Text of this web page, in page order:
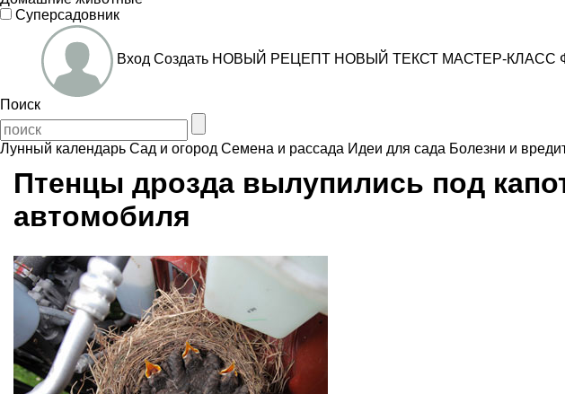
Суперсадовник
Вход Создать НОВЫЙ РЕЦЕПТ НОВЫЙ ТЕКСТ МАСТЕР-КЛАСС
Поиск
Лунный календарь Сад и огород Семена и рассада Идеи для сада Болезни и
Птенцы дрозда вылупились под
автомобиля